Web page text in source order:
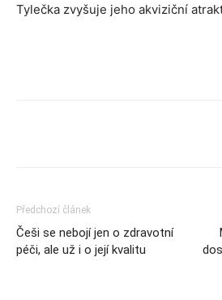
Tylečka zvyšuje jeho akviziční
Předchozí článek
Češi se nebojí jen o zdravotní
péči, ale už i o její kvalitu